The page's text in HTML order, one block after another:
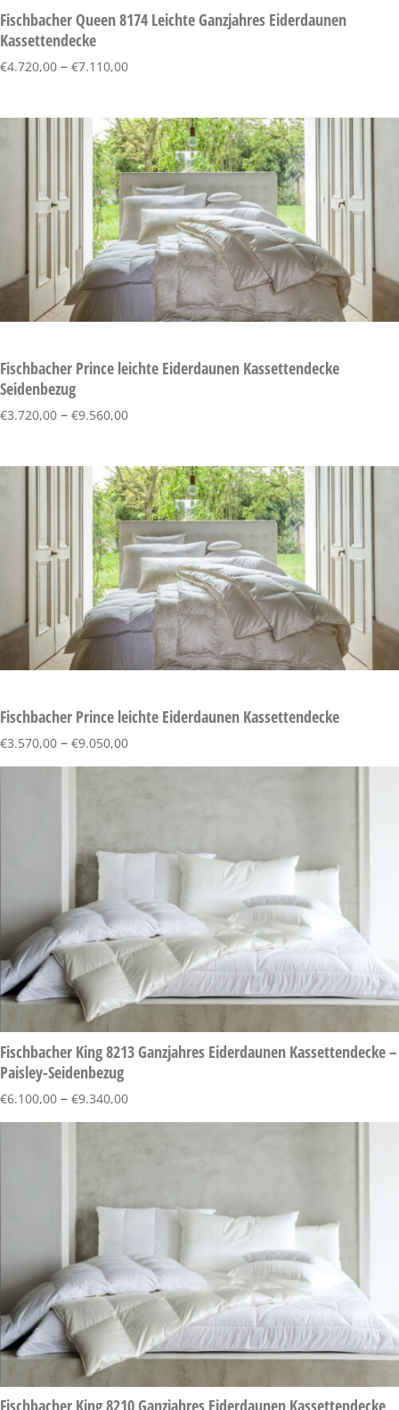
Fischbacher Queen 8174 Leichte Ganzjahres Eiderdaunen
Kassettendecke
€4.720,00 – €7.110,00
Fischbacher Prince leichte Eiderdaunen Kassettendecke
Seidenbezug
€3.720,00 – €9.560,00
Fischbacher Prince leichte Eiderdaunen Kassettendecke
€3.570,00 – €9.050,00
Fischbacher King 8213 Ganzjahres Eiderdaunen Kassettendecke –
Paisley-Seidenbezug
€6.100,00 – €9.340,00
Fischbacher King 8210 Ganzjahres Eiderdaunen Kassettendecke